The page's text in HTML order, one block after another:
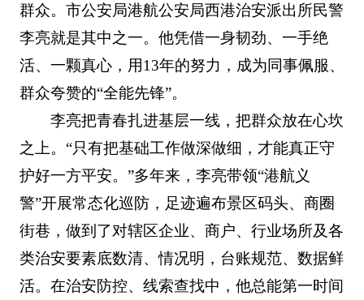
群众。市公安局港航公安局西港治安派出所民警
李亮就是其中之一。他凭借一身韧劲、一手绝
活、一颗真心，用13年的努力，成为同事佩服、
群众夸赞的“全能先锋”。
李亮把青春扎进基层一线，把群众放在心坎
之上。“只有把基础工作做深做细，才能真正守
护好一方平安。”多年来，李亮带领“港航义
警”开展常态化巡防，足迹遍布景区码头、商圈
街巷，做到了对辖区企业、商户、行业场所及各
类治安要素底数清、情况明，台账规范、数据鲜
活。在治安防控、线索查找中，他总能第一时间